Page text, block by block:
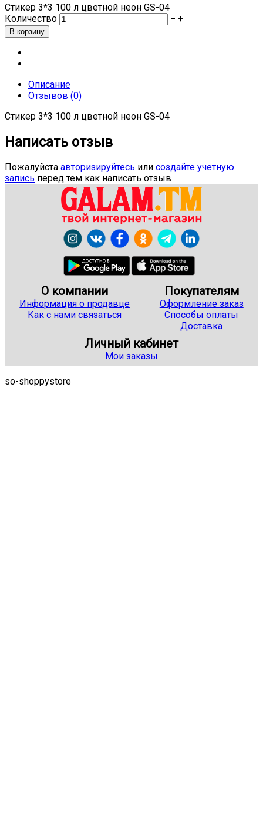
Стикер 3*3 100 л цветной неон GS-04
Количество
− +
Описание
Отзывов (0)
Стикер 3*3 100 л цветной неон GS-04
Написать отзыв
Пожалуйста авторизируйтесь или создайте учетную
запись перед тем как написать отзыв
О компании
Информация о продавце
Как с нами связаться
Покупателям
Оформление заказ
Способы оплаты
Доставка
Личный кабинет
Мои заказы
so-shoppystore